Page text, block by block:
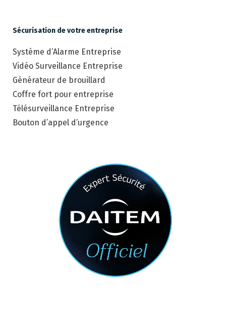
Sécurisation de votre entreprise
Système d’Alarme Entreprise
Vidéo Surveillance Entreprise
Générateur de brouillard
Coffre fort pour entreprise
Télésurveillance Entreprise
Bouton d’appel d’urgence